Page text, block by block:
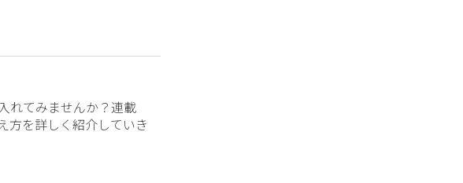
れてみませんか？連載
方を詳しく紹介していき